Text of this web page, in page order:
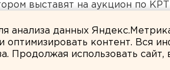
выставят на аукцион по
анализа данных
оптимизировать контент. Вся
Продолжая использовать